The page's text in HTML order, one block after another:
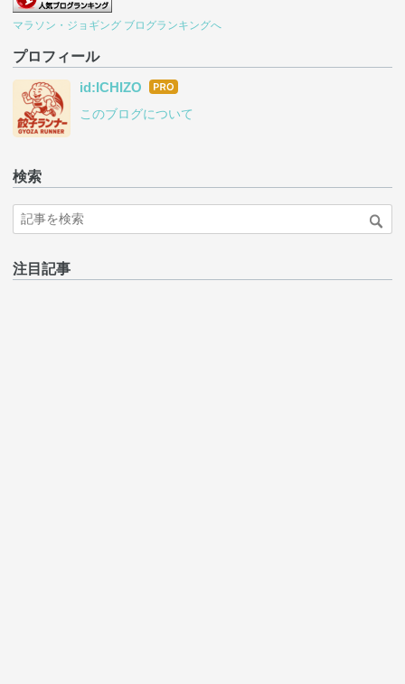
マラソン・ジョギング ブログランキングへ
プロフィール
id:ICHIZO はて
ログ
このブログについて
検索
注目記事